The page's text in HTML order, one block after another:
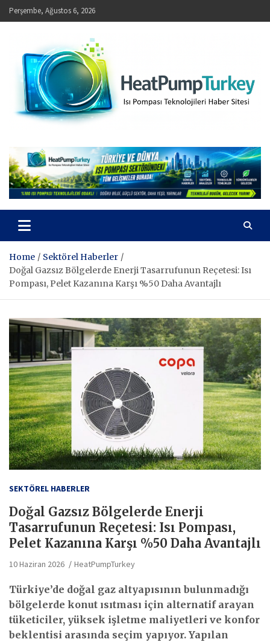
Skip
to
Perşembe, Ağustos 6, 2026
Home
Sektörel Haberler
Doğal Gazsız Bölgelerde Enerji Tasarrufunun Reçetesi: Isı
Pompası, Pelet Kazanına Karşı %50 Daha Avantajlı
SEKTÖREL HABERLER
Doğal Gazsız Bölgelerde Enerji
Tasarrufunun Reçetesi: Isı Pompası,
Pelet Kazanına Karşı %50 Daha Avantajlı
10 Haziran 2026 HeatPumpTurkey
Türkiye’de doğal gaz altyapısının bulunmadığı
bölgelerde konut ısıtması için alternatif arayan
tüketiciler, yüksek işletme maliyetleri ve konfor
beklentisi arasında seçim yapıyor. Yapılan